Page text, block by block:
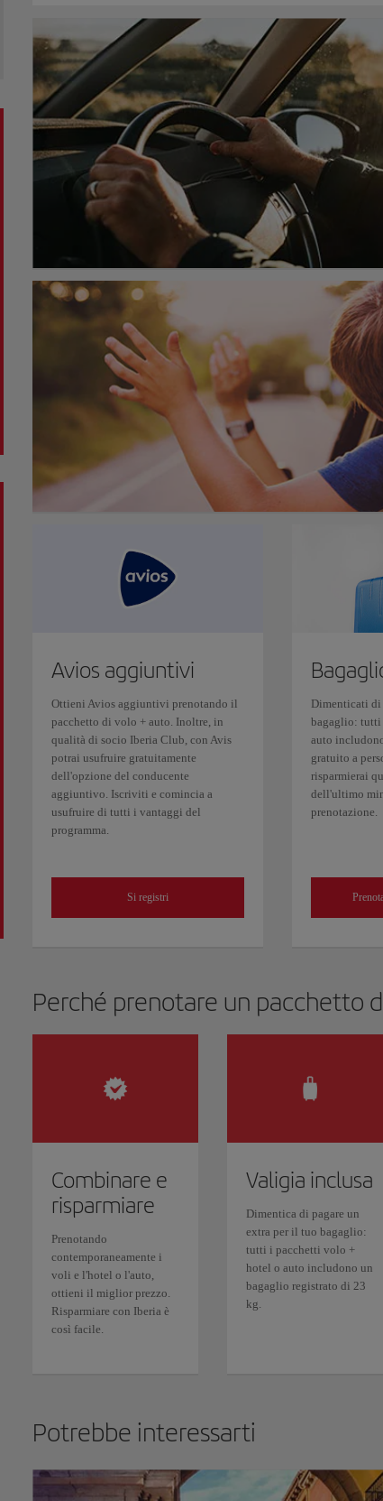
Avios aggiuntivi
Ottieni Avios aggiuntivi prenotando il
pacchetto di volo + auto. Inoltre, in
qualità di socio Iberia Club, con Avis
potrai usufruire gratuitamente
dell'opzione del conducente
aggiuntivo. Iscriviti e comincia a
usufruire di tutti i vantaggi del
programma.
Si registri
Dimenticati di
bagaglio:
auto
gratuito a
risparmierai
dell'ultimo
prenotazione.
Perché prenotare un pacchetto
Combinare e
risparmiare
Prenotando
contemporaneamente i
voli e l'hotel o l'auto,
ottieni il miglior prezzo.
Risparmiare con Iberia è
così facile.
Valigia inclusa
Dimentica di pagare un
extra per il tuo bagaglio:
tutti i pacchetti volo +
hotel o auto includono un
bagaglio registrato di 23
kg.
Potrebbe interessarti